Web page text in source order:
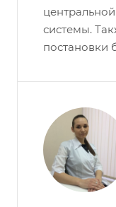
системы.
постановки